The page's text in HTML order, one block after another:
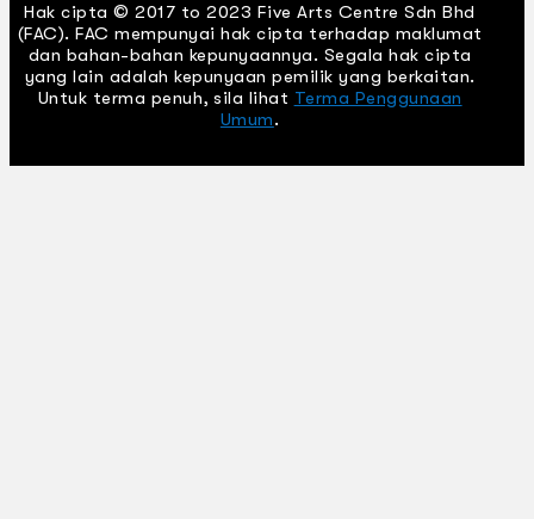
Hak cipta © 2017 to 2023 Five Arts Centre Sdn Bhd
(FAC). FAC mempunyai hak cipta terhadap maklumat
dan bahan-bahan kepunyaannya. Segala hak cipta
yang lain adalah kepunyaan pemilik yang berkaitan.
Untuk terma penuh, sila lihat Terma Penggunaan
Umum.